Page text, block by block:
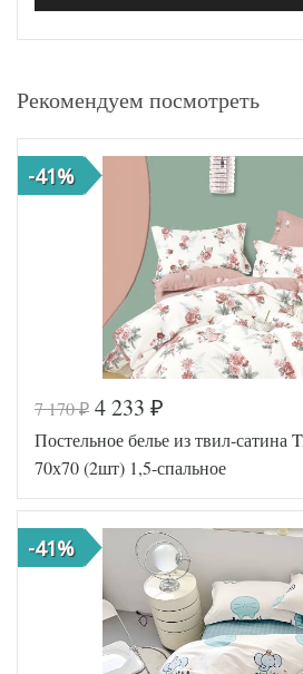
Рекомендуем посмотреть
-41%
7 170₽ 4 233 ₽
Постельное белье из твил-сатина
70х70 (2шт) 1,5-спальное
-41%